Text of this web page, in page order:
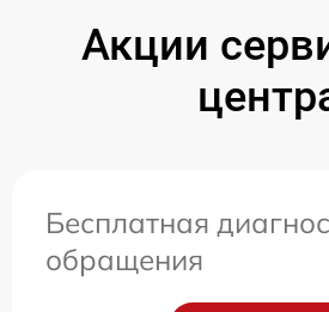
Акции
Бесплатная
обращения